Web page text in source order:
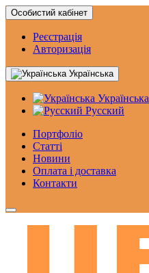
Особистий кабінет
Реєстрація
Авторизація
Українська
Українська
Русский
Портфоліо
Статтi
Новини
Оплата і доставка
Контакти